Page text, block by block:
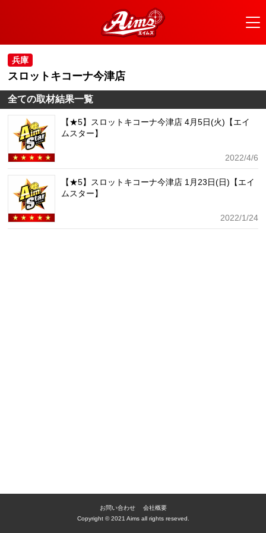
兵庫
スロットキコーナ今津店
全ての取材結果一覧
【★5】スロットキコーナ今津店 4月5日(火)【エイ
ムスター】
2022/4/6
【★5】スロットキコーナ今津店 1月23日(日)【エイ
ムスター】
2022/1/24
お問い合わせ
会社概要
Copyright © 2021 Aims all rights reseved.